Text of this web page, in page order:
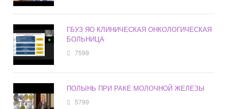
ГБУЗ ЯО КЛИНИЧЕСКАЯ ОНКОЛОГИЧЕСКАЯ
БОЛЬНИЦА
7599
ПОЛЫНЬ ПРИ РАКЕ МОЛОЧНОЙ ЖЕЛЕЗЫ
5799